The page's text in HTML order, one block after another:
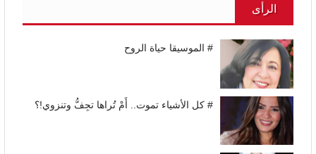
الرأى
# الموسيقا حياة الروح
# كل الأشياء تموت.. أَمْ تُراها تجِفُّ وتنزوي!؟